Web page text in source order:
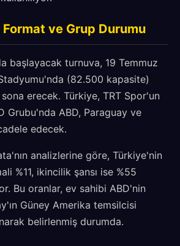
Format ve Grup Durumu
başlayacak turnuva, 19 Temmuz
(82.500 kapasite)
erecek. Türkiye, TRT Spor'un
Grubu'nda ABD, Paraguay ve
edecek.
analizlerine göre, Türkiye'nin
%11, ikincilik şansı ise %55
Bu oranlar, ev sahibi ABD'nin
Güney Amerika temsilcisi
belirlenmiş durumda.